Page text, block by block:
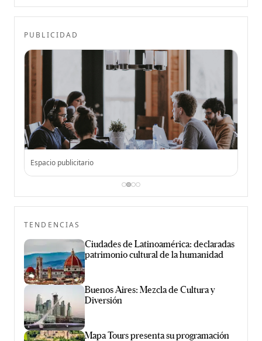
PUBLICIDAD
Espacio publicitario
TENDENCIAS
Ciudades de Latinoamérica: declaradas
patrimonio cultural de la humanidad
Buenos Aires: Mezcla de Cultura y
Diversión
Mapa Tours presenta su programación